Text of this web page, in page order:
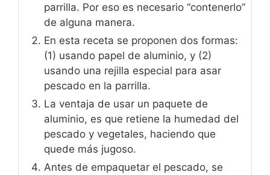
parrilla. Por eso es necesario “contenerlo”
de alguna manera.
En esta receta se proponen dos formas:
(1) usando papel de aluminio, y (2)
usando una rejilla especial para asar
pescado en la parrilla.
La ventaja de usar un paquete de
aluminio, es que retiene la humedad del
pescado y vegetales, haciendo que
quede más jugoso.
Antes de empaquetar el pescado, se